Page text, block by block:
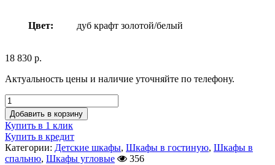
Цвет: дуб крафт золотой/белый
18 830 р.
Актуальность цены и наличие уточняйте по телефону.
Добавить в корзину
Купить в 1 клик
Купить в кредит
Категории: Детские шкафы, Шкафы в гостиную, Шкафы в
спальню, Шкафы угловые
356